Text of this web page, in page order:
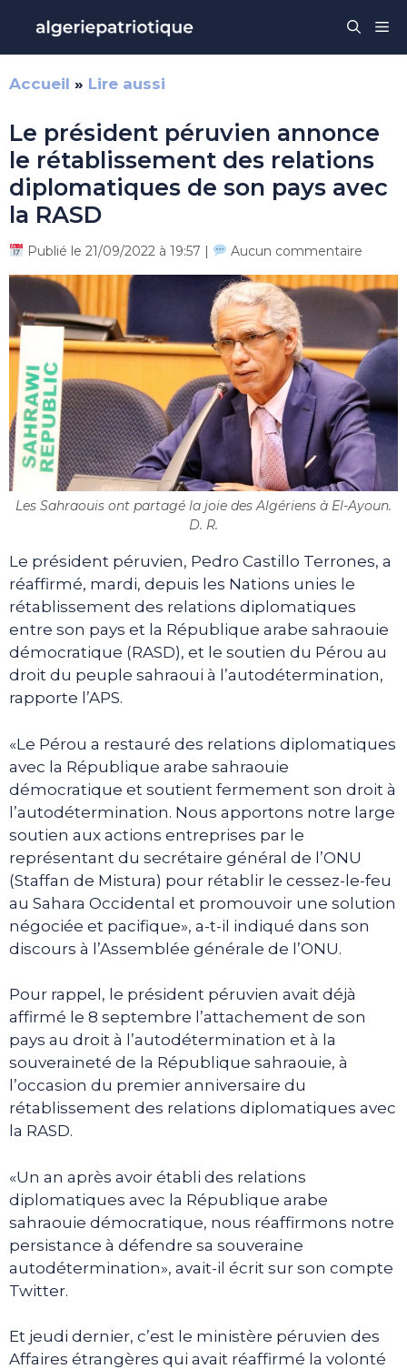
contenu
Accueil » Lire aussi
Le président péruvien annonce
le rétablissement des relations
diplomatiques de son pays avec
la RASD
Publié le 21/09/2022 à 19:57 | Aucun commentaire
Les Sahraouis ont partagé la joie des Algériens à El-Ayoun.
D. R.
Le président péruvien, Pedro Castillo Terrones, a
réaffirmé, mardi, depuis les Nations unies le
rétablissement des relations diplomatiques
entre son pays et la République arabe sahraouie
démocratique (RASD), et le soutien du Pérou au
droit du peuple sahraoui à l’autodétermination,
rapporte l’APS.
«Le Pérou a restauré des relations diplomatiques
avec la République arabe sahraouie
démocratique et soutient fermement son droit à
l’autodétermination. Nous apportons notre large
soutien aux actions entreprises par le
représentant du secrétaire général de l’ONU
(Staffan de Mistura) pour rétablir le cessez-le-feu
au Sahara Occidental et promouvoir une solution
négociée et pacifique», a-t-il indiqué dans son
discours à l’Assemblée générale de l’ONU.
Pour rappel, le président péruvien avait déjà
affirmé le 8 septembre l’attachement de son
pays au droit à l’autodétermination et à la
souveraineté de la République sahraouie, à
l’occasion du premier anniversaire du
rétablissement des relations diplomatiques avec
la RASD.
«Un an après avoir établi des relations
diplomatiques avec la République arabe
sahraouie démocratique, nous réaffirmons notre
persistance à défendre sa souveraine
autodétermination», avait-il écrit sur son compte
Twitter.
Et jeudi dernier, c’est le ministère péruvien des
Affaires étrangères qui avait réaffirmé la volonté